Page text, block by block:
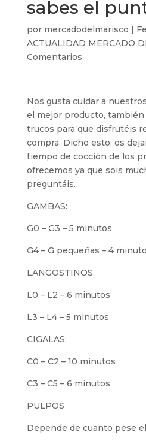
sabes el
por mercadodelmarisco |
ACTUALIDAD MERCADO
Comentarios
Nos gusta cuidar a
el mejor producto,
trucos para que disfrutéis
compra. Dicho esto, os
tiempo de cocción de los
ofrecemos ya que sois
preguntáis.
GAMBAS:
G0 – G3 – 5 minutos
G4 – G pequeñas – 4
LANGOSTINOS:
L0 – L2 – 6 minutos
L3 – L4 – 5 minutos
CIGALAS:
C0 – C2 – 10 minutos
C3 – C5 – 6 minutos
PULPOS
Depende de cuanto pese